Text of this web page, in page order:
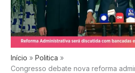
Início
Politica
Congresso debate nova reforma